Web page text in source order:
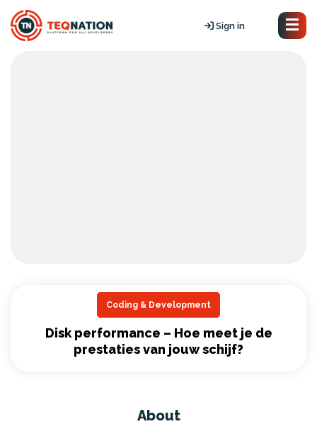
Sign in
Coding & Development
Disk performance – Hoe meet je de
prestaties van jouw schijf?
About